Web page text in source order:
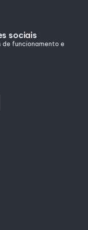
sociais
de funcionamento e